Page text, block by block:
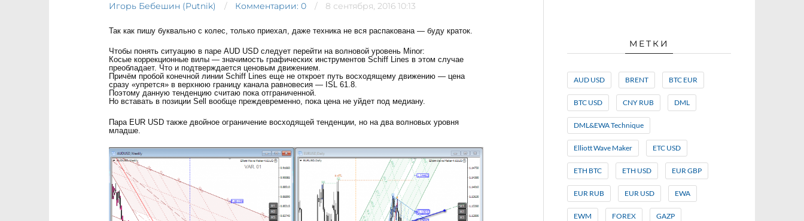
Игорь Бебешин (Putnik) Комментарии: 0 8 сентября, 2016 10:13
Так как пишу буквально с колес, только приехал, даже техника не вся распакована — буду краток.
Чтобы понять ситуацию в паре AUD USD следует перейти на волновой уровень Minor:
Косые коррекционные вилы — значимость графических инструментов Schiff Lines в этом случае
преобладает. Что и подтверждается ценовым движением.
Причём пробой конечной линии Schiff Lines еще не откроет путь восходящему движению — цена
сразу «упрется» в верхнюю границу канала равновесия — ISL 61.8.
Поэтому данную тенденцию считаю пока отграниченной.
Но вставать в позиции Sell вообще преждевременно, пока цена не уйдет под медиану.
Пара EUR USD также двойное ограничение восходящей тенденции, но на два волновых уровня
младше.
МЕТКИ
AUD USD BRENT BTC EUR
BTC USD CNY RUB DML
DML&EWA Technique
Elliott Wave Maker ETC USD
ETH BTC ETH USD EUR GBP
EUR RUB EUR USD EWA
EWM FOREX GAZP